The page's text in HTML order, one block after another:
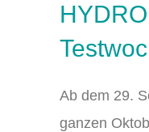
Ab dem 29.
ganzen